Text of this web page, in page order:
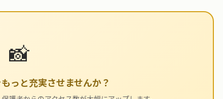
📸
っと充実させませんか？